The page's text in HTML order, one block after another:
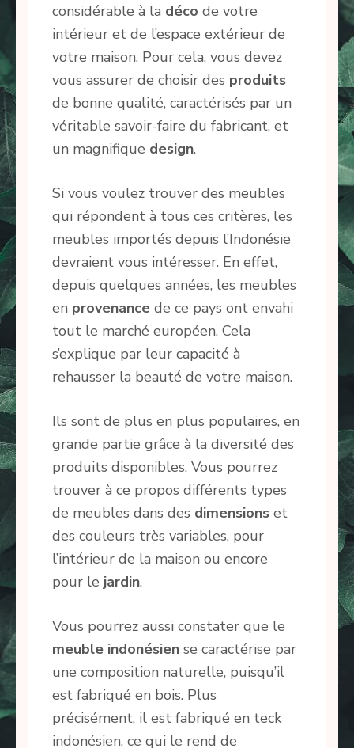
considérable à la déco de votre
intérieur et de l’espace extérieur de
votre maison. Pour cela, vous devez
vous assurer de choisir des produits
de bonne qualité, caractérisés par un
véritable savoir-faire du fabricant, et
un magnifique design.
Si vous voulez trouver des meubles
qui répondent à tous ces critères, les
meubles importés depuis l’Indonésie
devraient vous intéresser. En effet,
depuis quelques années, les meubles
en provenance de ce pays ont envahi
tout le marché européen. Cela
s’explique par leur capacité à
rehausser la beauté de votre maison.
Ils sont de plus en plus populaires, en
grande partie grâce à la diversité des
produits disponibles. Vous pourrez
trouver à ce propos différents types
de meubles dans des dimensions et
des couleurs très variables, pour
l’intérieur de la maison ou encore
pour le jardin.
Vous pourrez aussi constater que le
meuble indonésien se caractérise par
une composition naturelle, puisqu’il
est fabriqué en bois. Plus
précisément, il est fabriqué en teck
indonésien, ce qui le rend de